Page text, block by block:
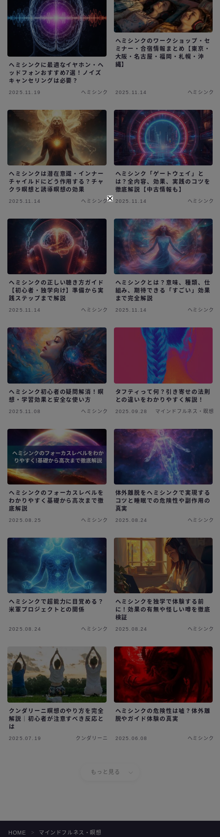
ヘミシンクに最適なイヤホン・ヘ
ッドフォンおすすめ7選！ノイズ
キャンセリングは必要？
2025.11.19 ヘミシンク
ヘミシンクのワークショップ・セ
ミナー・合宿情報まとめ【東京・
大阪・名古屋・福岡・札幌・沖
縄】
2025.11.14 ヘミシンク
ヘミシンクは潜在意識・インナー
チャイルドにどう作用する？チャ
クラ瞑想と誘導瞑想の効果
2025.11.14 ヘミシンク
ヘミシンク「ゲートウェイ」と
は？全内容、効果、実践のコツを
徹底解説【中古情報も】
2025.11.14 ヘミシンク
ヘミシンクの正しい聴き方ガイド
【初心者・独学向け】準備から実
践ステップまで解説
2025.11.14 ヘミシンク
ヘミシンクとは？意味、種類、仕
組み、期待できる「すごい」効果
まで完全解説
2025.11.14 ヘミシンク
ヘミシンク初心者の疑問解消！瞑
想・学習効果と安全な使い方
2025.11.08 ヘミシンク
タフティって何？引き寄せの法則
との違いをわかりやすく解説！
2025.09.28 マインドフルネス・瞑想
ヘミシンクのフォーカスレベルを
わかりやすく基礎から高次まで徹
底解説
2025.08.25 ヘミシンク
体外離脱をヘミシンクで実現する
コツと睡眠での危険性や副作用の
真実
2025.08.24 ヘミシンク
ヘミシンクで超能力に目覚める？
米軍プロジェクトとの関係
2025.08.24 ヘミシンク
ヘミシンクを独学で体験する前
に！効果の有無や怪しい噂を徹底
検証
2025.08.24 ヘミシンク
クンダリーニ瞑想のやり方を完全
解説｜初心者が注意すべき反応と
は
2025.07.19 クンダリーニ
ヘミシンクの危険性は嘘？体外離
脱やガイド体験の真実
2025.06.08 ヘミシンク
もっと見る
HOME ＞ マインドフルネス・瞑想